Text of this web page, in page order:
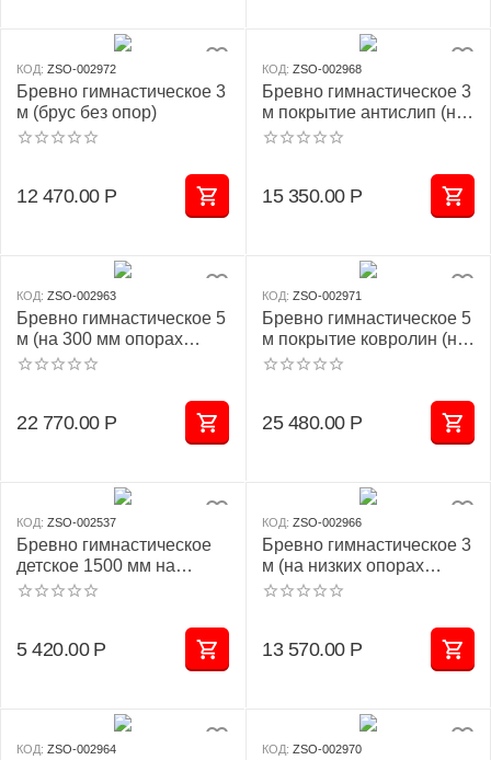
КОД: ZSO-002972
Бревно гимнастическое 3
м (брус без опор)
12 470.00 Р
КОД: ZSO-002968
Бревно гимнастическое 3
м покрытие антислип (на
низких опорах дерево)
15 350.00 Р
КОД: ZSO-002963
Бревно гимнастическое 5
м (на 300 мм опорах
металл)
22 770.00 Р
КОД: ZSO-002971
Бревно гимнастическое 5
м покрытие ковролин (на
низких опорах дерево)
25 480.00 Р
КОД: ZSO-002537
Бревно гимнастическое
детское 1500 мм на
опорах (ковролин)
5 420.00 Р
КОД: ZSO-002966
Бревно гимнастическое 3
м (на низких опорах
дерево)
13 570.00 Р
КОД: ZSO-002964 КОД: ZSO-002970